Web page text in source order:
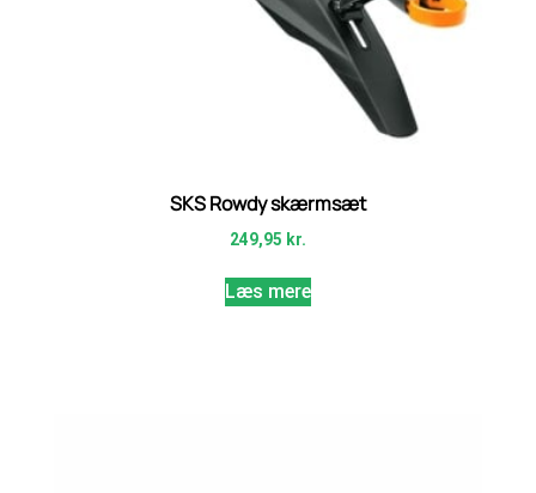
SKS Rowdy skærmsæt
249,95 kr.
Læs mere